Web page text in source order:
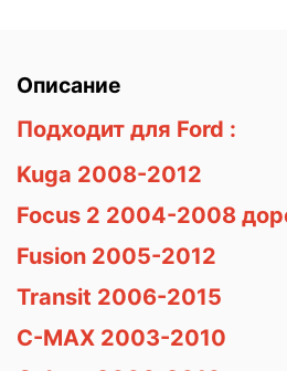
Описание
Подходит для Ford :
Kuga 2008-2012
Focus 2 2004-2008
Fusion 2005-2012
Transit 2006-2015
C-MAX 2003-2010